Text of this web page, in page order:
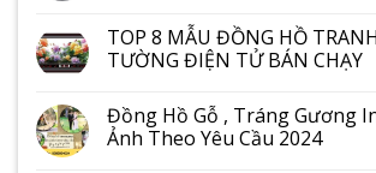
TOP 8 MẪU ĐỒNG HỒ
TƯỜNG ĐIỆN TỬ BÁN CHẠY
Đồng Hồ Gỗ , Tráng Gương
Ảnh Theo Yêu Cầu 2024